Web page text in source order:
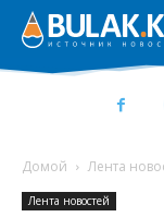
Домой Лента
Лента новостей